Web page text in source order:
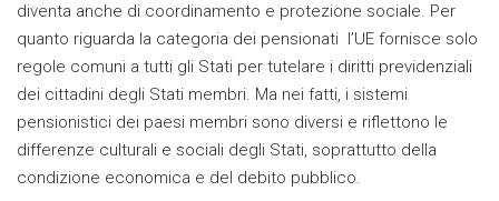
diventa anche di coordinamento e protezione sociale. Per
quanto riguarda la categoria dei pensionati l’UE fornisce solo
regole comuni a tutti gli Stati per tutelare i diritti previdenziali
dei cittadini degli Stati membri. Ma nei fatti, i sistemi
pensionistici dei paesi membri sono diversi e riflettono le
differenze culturali e sociali degli Stati, soprattutto della
condizione economica e del debito pubblico.